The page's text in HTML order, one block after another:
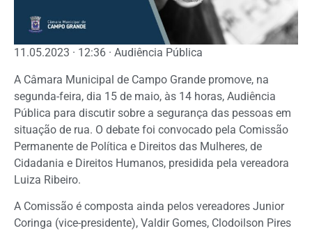
11.05.2023 · 12:36 · Audiência Pública
A Câmara Municipal de Campo Grande promove, na
segunda-feira, dia 15 de maio, às 14 horas, Audiência
Pública para discutir sobre a segurança das pessoas em
situação de rua. O debate foi convocado pela Comissão
Permanente de Política e Direitos das Mulheres, de
Cidadania e Direitos Humanos, presidida pela vereadora
Luiza Ribeiro.
A Comissão é composta ainda pelos vereadores Junior
Coringa (vice-presidente), Valdir Gomes, Clodoilson Pires